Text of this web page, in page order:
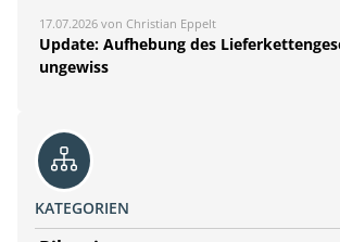
17.07.2026 von Christian Eppelt
Update: Aufhebung des
ungewiss
KATEGORIEN